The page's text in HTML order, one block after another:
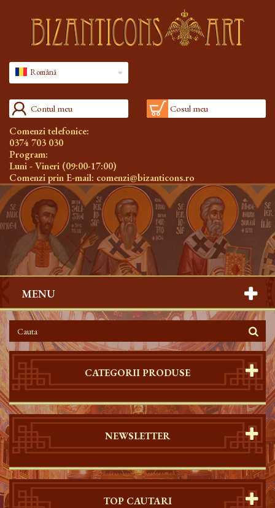
Română
Contul meu Cosul meu
Comenzi telefonice:
0374 703 030
Program:
Luni - Vineri (09:00-17:00)
Comenzi prin E-mail: comenzi@bizanticons.ro
MENU
CATEGORII PRODUSE
NEWSLETTER
TOP CAUTARI